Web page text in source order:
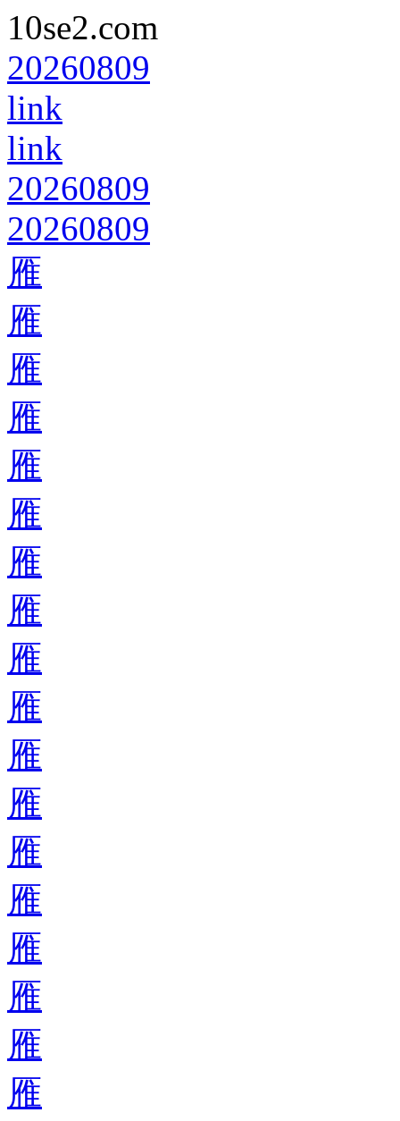
10se2.com
20260809
link
link
20260809
20260809
雁
雁
雁
雁
雁
雁
雁
雁
雁
雁
雁
雁
雁
雁
雁
雁
雁
雁